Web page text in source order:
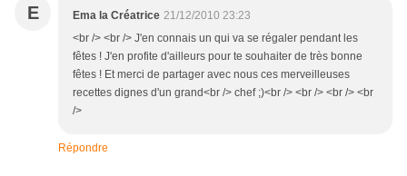
E Ema la Créatrice 21/12/2010 23:23
<br /> <br /> J'en connais un qui va se régaler pendant les
fêtes ! J'en profite d'ailleurs pour te souhaiter de très bonne
fêtes ! Et merci de partager avec nous ces merveilleuses
recettes dignes d'un grand<br /> chef ;)<br /> <br /> <br /> <br
/>
Répondre